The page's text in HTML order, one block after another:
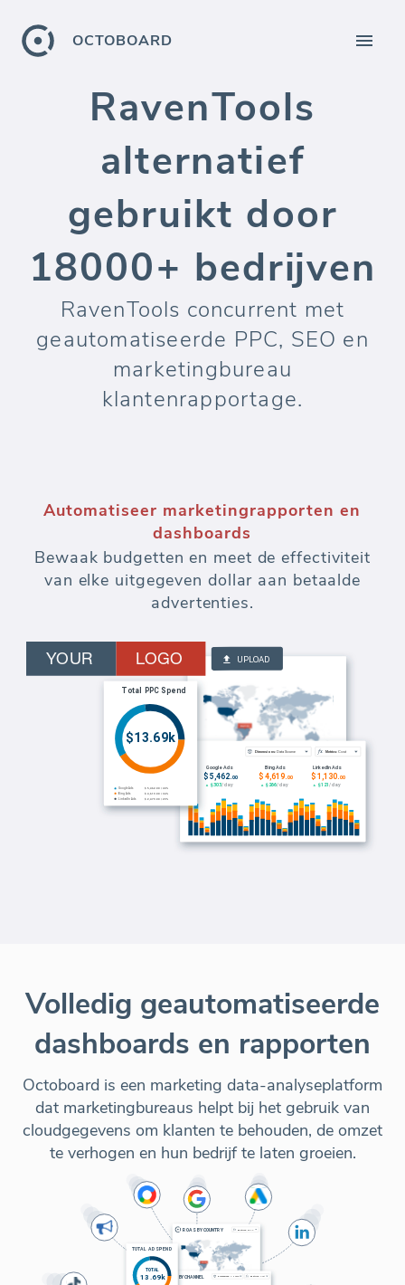
OCTOBOARD
RavenTools
alternatief
gebruikt door
18000+ bedrijven
RavenTools concurrent met
geautomatiseerde PPC, SEO en
marketingbureau
klantenrapportage.
Automatiseer marketingrapporten en
dashboards
Bewaak budgetten en meet de effectiviteit
van elke uitgegeven dollar aan betaalde
advertenties.
Volledig geautomatiseerde
dashboards en rapporten
Octoboard is een marketing data-analyseplatform
dat marketingbureaus helpt bij het gebruik van
cloudgegevens om klanten te behouden, de omzet
te verhogen en hun bedrijf te laten groeien.